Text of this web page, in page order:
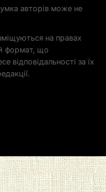
авторів може не
на правах
формат, що
відповідальності за їх